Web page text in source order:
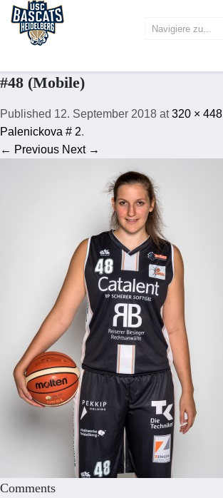
#48 (Mobile)
Published 12. September 2018 at320 × 448
Palenickova # 2.
← Previous Next →
Comments